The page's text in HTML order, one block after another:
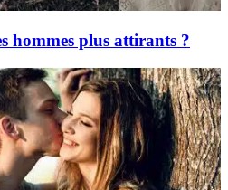
hommes plus attirants ?